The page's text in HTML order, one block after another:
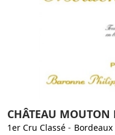
CHÂTEAU MOUTON
1er Cru Classé - Bordeaux